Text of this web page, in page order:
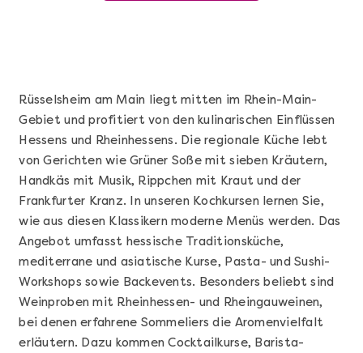
Mehr anzeigen
Sushi Basic Kurs Bonn
Rüsselsheim am Main liegt mitten im Rhein-Main-
Gebiet und profitiert von den kulinarischen Einflüssen
Hessens und Rheinhessens. Die regionale Küche lebt
von Gerichten wie Grüner Soße mit sieben Kräutern,
Handkäs mit Musik, Rippchen mit Kraut und der
Frankfurter Kranz. In unseren Kochkursen lernen Sie,
wie aus diesen Klassikern moderne Menüs werden. Das
Angebot umfasst hessische Traditionsküche,
mediterrane und asiatische Kurse, Pasta- und Sushi-
Workshops sowie Backevents. Besonders beliebt sind
Weinproben mit Rheinhessen- und Rheingauweinen,
bei denen erfahrene Sommeliers die Aromenvielfalt
erläutern. Dazu kommen Cocktailkurse, Barista-